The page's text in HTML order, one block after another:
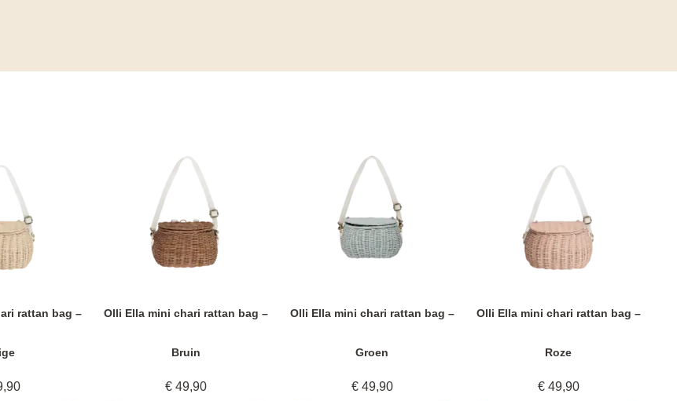
rattan bag – Olli Ella mini chari rattan bag –
Bruin
€49,90
Olli Ella mini chari rattan bag –
Groen
€49,90
Olli Ella mini chari rattan bag –
Roze
€49,90